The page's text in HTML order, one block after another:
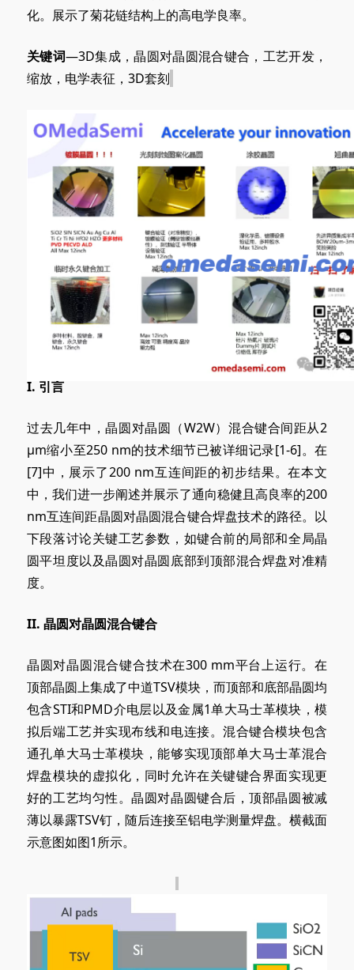
化。展示了菊花链结构上的高电学良率。
关键词—3D集成，晶圆对晶圆混合键合，工艺开发，
缩放，电学表征，3D套刻
I. 引言
过去几年中，晶圆对晶圆（W2W）混合键合间距从2
µm缩小至250 nm的技术细节已被详细记录[1-6]。在
[7]中，展示了200 nm互连间距的初步结果。在本文
中，我们进一步阐述并展示了通向稳健且高良率的200
nm互连间距晶圆对晶圆混合键合焊盘技术的路径。以
下段落讨论关键工艺参数，如键合前的局部和全局晶
圆平坦度以及晶圆对晶圆底部到顶部混合焊盘对准精
度。
II. 晶圆对晶圆混合键合
晶圆对晶圆混合键合技术在300 mm平台上运行。在
顶部晶圆上集成了中道TSV模块，而顶部和底部晶圆均
包含STI和PMD介电层以及金属1单大马士革模块，模
拟后端工艺并实现布线和电连接。混合键合模块包含
通孔单大马士革模块，能够实现顶部单大马士革混合
焊盘模块的虚拟化，同时允许在关键键合界面实现更
好的工艺均匀性。晶圆对晶圆键合后，顶部晶圆被减
薄以暴露TSV钉，随后连接至铝电学测量焊盘。横截面
示意图如图1所示。